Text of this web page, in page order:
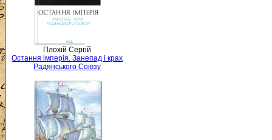
Плохій Сергій
Остання імперія. Занепад і крах
Радянського Союзу